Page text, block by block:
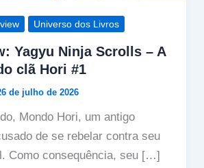
Universo dos Livros
Yagyu Ninja Scrolls – A
clã Hori #1
de julho de 2026
Mondo Hori, um antigo
de se rebelar contra seu
Como consequência, seu […]